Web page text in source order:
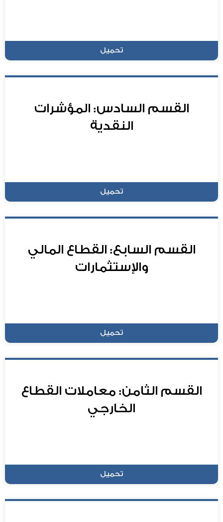
تحميل
القسم السادس: المؤشرات
النقدية
تحميل
القسم السابع: القطاع المالي
والإستثمارات
تحميل
القسم الثامن: معاملات القطاع
الخارجي
تحميل